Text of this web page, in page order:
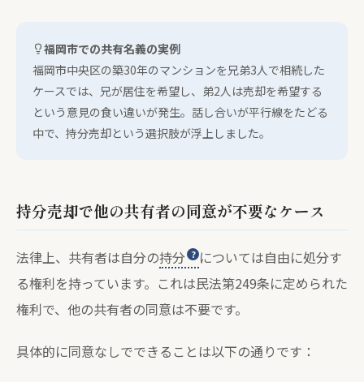
福岡市での共有名義の実例
福岡市中央区の築30年のマンションを兄弟3人で相続した
ケースでは、兄が居住を希望し、弟2人は売却を希望する
という意見の食い違いが発生。話し合いが平行線をたどる
中で、持分売却という選択肢が浮上しました。
持分売却で他の共有者の同意が不要なケース
法律上、共有者は自分の持分
については自由に処分す
る権利を持っています。これは民法第249条に定められた
権利で、他の共有者の同意は不要です。
具体的に同意なしでできることは以下の通りです：